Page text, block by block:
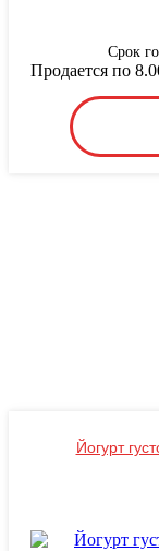
Срок
Продается по
Йогурт